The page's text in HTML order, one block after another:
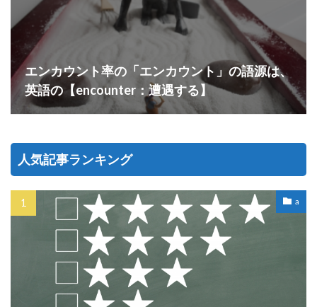
エンカウント率の「エンカウント」の語源は、
英語の【encounter：遭遇する】
人気記事ランキング
a